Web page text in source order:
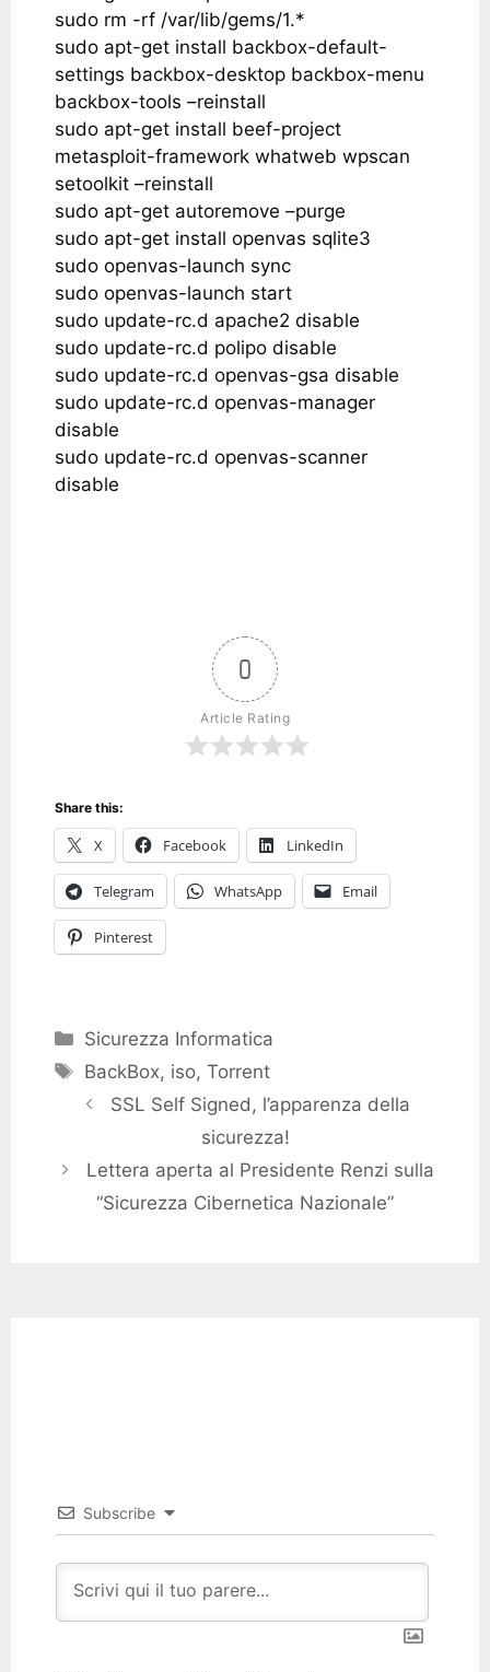
sudo rm -rf /var/lib/gems/1.*
sudo apt-get install backbox-default-
settings backbox-desktop backbox-menu
backbox-tools –reinstall
sudo apt-get install beef-project
metasploit-framework whatweb wpscan
setoolkit –reinstall
sudo apt-get autoremove –purge
sudo apt-get install openvas sqlite3
sudo openvas-launch sync
sudo openvas-launch start
sudo update-rc.d apache2 disable
sudo update-rc.d polipo disable
sudo update-rc.d openvas-gsa disable
sudo update-rc.d openvas-manager
disable
sudo update-rc.d openvas-scanner
disable
0
Article Rating
Share this:
X Facebook LinkedIn
Telegram WhatsApp Email
Pinterest
Categories
Sicurezza Informatica
Tags
BackBox, iso,Torrent
SSL Self Signed, l’apparenza della
sicurezza!
Lettera aperta al Presidente Renzi sulla
“Sicurezza Cibernetica Nazionale”
Subscribe